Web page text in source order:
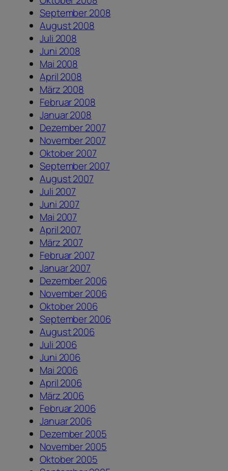
September 2008
August 2008
Juli 2008
Juni 2008
Mai 2008
April 2008
März 2008
Februar 2008
Januar 2008
Dezember 2007
November 2007
Oktober 2007
September 2007
August 2007
Juli 2007
Juni 2007
Mai 2007
April 2007
März 2007
Februar 2007
Januar 2007
Dezember 2006
November 2006
Oktober 2006
September 2006
August 2006
Juli 2006
Juni 2006
Mai 2006
April 2006
März 2006
Februar 2006
Januar 2006
Dezember 2005
November 2005
Oktober 2005